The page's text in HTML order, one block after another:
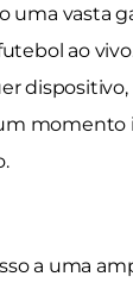
uma vasta
ao
dispositivo,
momento
a uma